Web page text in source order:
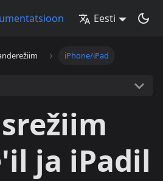
Eesti
iPhone/iPad
ja iPadil